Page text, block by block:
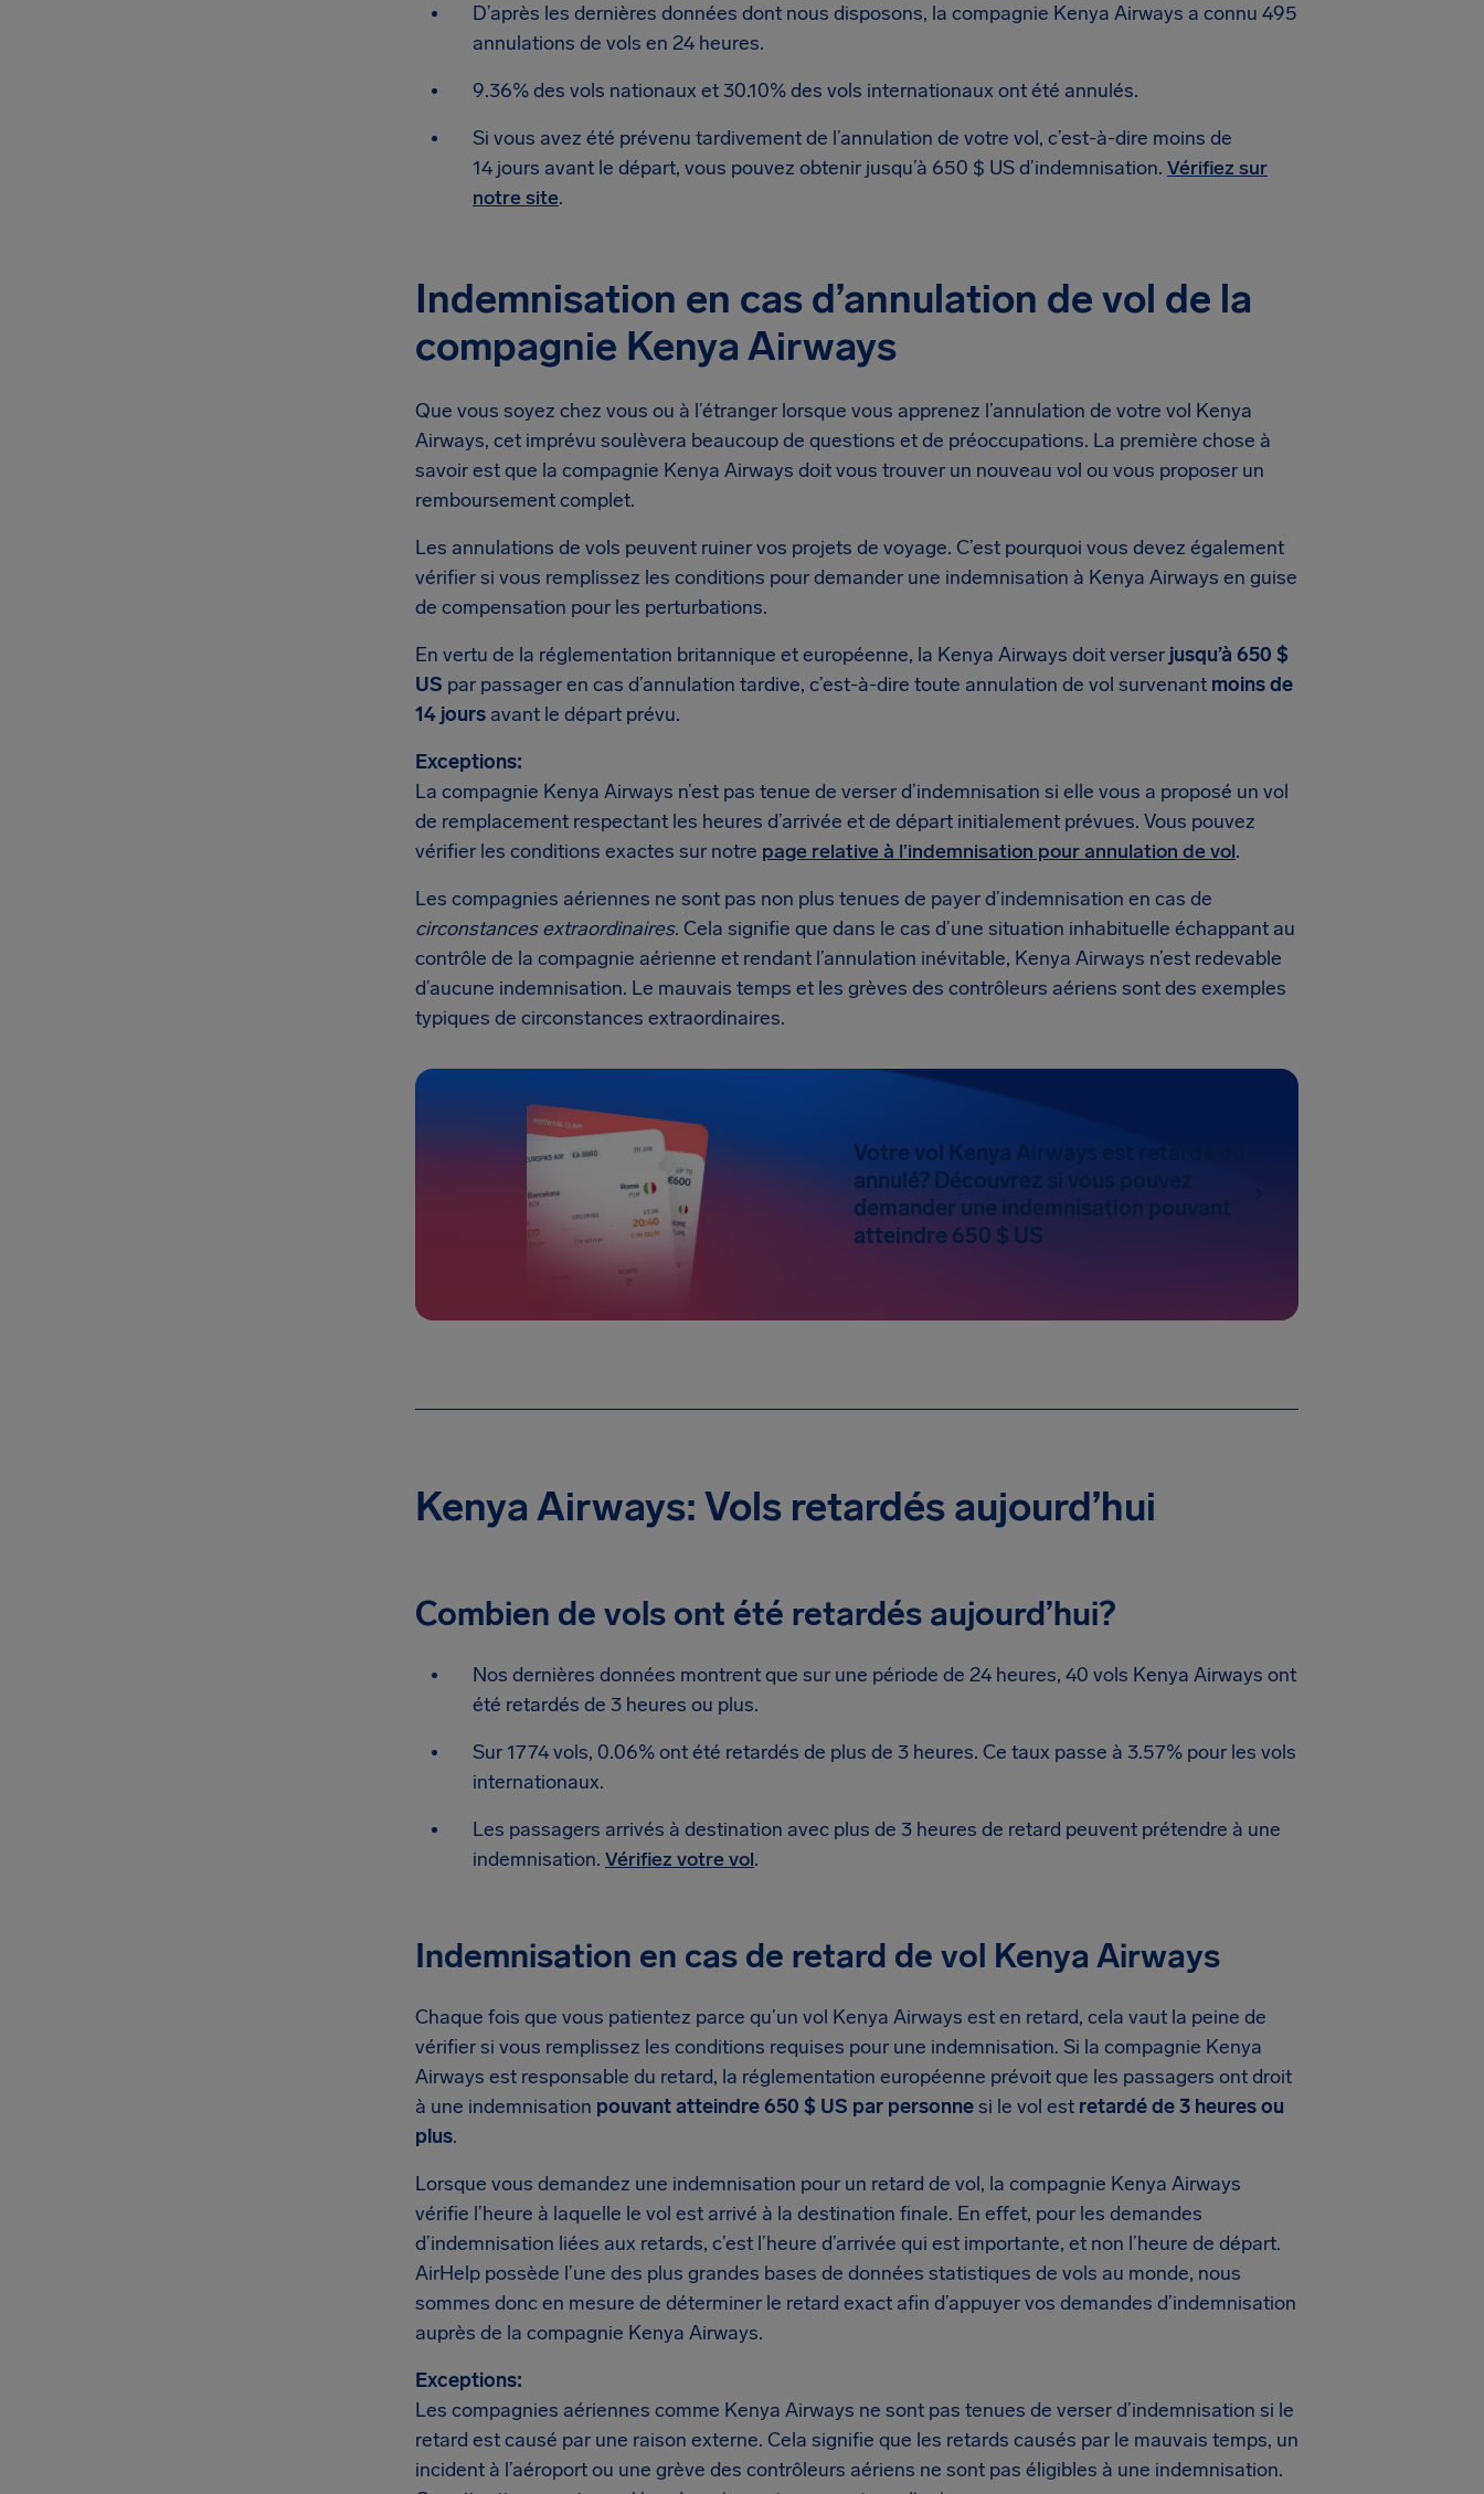
D’après les dernières données dont nous disposons, la compagnie Kenya Airways a connu 495
annulations de vols en 24 heures.
9.36% des vols nationaux et 30.10% des vols internationaux ont été annulés.
Si vous avez été prévenu tardivement de l’annulation de votre vol, c’est-à-dire moins de
14 jours avant le départ, vous pouvez obtenir jusqu’à 650 $ US d’indemnisation. Vérifiez sur
notre site.
Indemnisation en cas d’annulation de vol de la
compagnie Kenya Airways
Que vous soyez chez vous ou à l’étranger lorsque vous apprenez l’annulation de votre vol Kenya
Airways, cet imprévu soulèvera beaucoup de questions et de préoccupations. La première chose à
savoir est que la compagnie Kenya Airways doit vous trouver un nouveau vol ou vous proposer un
remboursement complet.
Les annulations de vols peuvent ruiner vos projets de voyage. C’est pourquoi vous devez également
vérifier si vous remplissez les conditions pour demander une indemnisation à Kenya Airways en guise
de compensation pour les perturbations.
En vertu de la réglementation britannique et européenne, la Kenya Airways doit verser jusqu’à 650 $
US par passager en cas d’annulation tardive, c’est-à-dire toute annulation de vol survenant moins de
14 jours avant le départ prévu.
Exceptions:
La compagnie Kenya Airways n’est pas tenue de verser d’indemnisation si elle vous a proposé un vol
de remplacement respectant les heures d’arrivée et de départ initialement prévues. Vous pouvez
vérifier les conditions exactes sur notre page relative à l’indemnisation pour annulation de vol.
Les compagnies aériennes ne sont pas non plus tenues de payer d’indemnisation en cas de
circonstances extraordinaires. Cela signifie que dans le cas d’une situation inhabituelle échappant au
contrôle de la compagnie aérienne et rendant l’annulation inévitable, Kenya Airways n’est redevable
d’aucune indemnisation. Le mauvais temps et les grèves des contrôleurs aériens sont des exemples
typiques de circonstances extraordinaires.
Votre vol Kenya Airways est retardé ou
annulé? Découvrez si vous pouvez
demander une indemnisation pouvant
atteindre 650 $ US
Kenya Airways: Vols retardés aujourd’hui
Combien de vols ont été retardés aujourd’hui?
Nos dernières données montrent que sur une période de 24 heures, 40 vols Kenya Airways ont
été retardés de 3 heures ou plus.
Sur 1774 vols, 0.06% ont été retardés de plus de 3 heures. Ce taux passe à 3.57% pour les vols
internationaux.
Les passagers arrivés à destination avec plus de 3 heures de retard peuvent prétendre à une
indemnisation. Vérifiez votre vol.
Indemnisation en cas de retard de vol Kenya Airways
Chaque fois que vous patientez parce qu’un vol Kenya Airways est en retard, cela vaut la peine de
vérifier si vous remplissez les conditions requises pour une indemnisation. Si la compagnie Kenya
Airways est responsable du retard, la réglementation européenne prévoit que les passagers ont droit
à une indemnisation pouvant atteindre 650 $ US par personnesi le vol est retardé de 3 heures ou
plus.
Lorsque vous demandez une indemnisation pour un retard de vol, la compagnie Kenya Airways
vérifie l’heure à laquelle le vol est arrivé à la destination finale. En effet, pour les demandes
d’indemnisation liées aux retards, c’est l’heure d’arrivée qui est importante, et non l’heure de départ.
AirHelp possède l’une des plus grandes bases de données statistiques de vols au monde, nous
sommes donc en mesure de déterminer le retard exact afin d’appuyer vos demandes d’indemnisation
auprès de la compagnie Kenya Airways.
Exceptions:
Les compagnies aériennes comme Kenya Airways ne sont pas tenues de verser d’indemnisation si le
retard est causé par une raison externe. Cela signifie que les retards causés par le mauvais temps, un
incident à l’aéroport ou une grève des contrôleurs aériens ne sont pas éligibles à une indemnisation.